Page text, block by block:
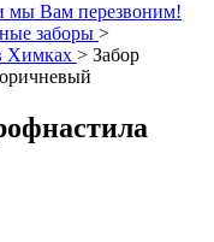
и мы Вам перезвоним!
заборы >
Химках > Забор